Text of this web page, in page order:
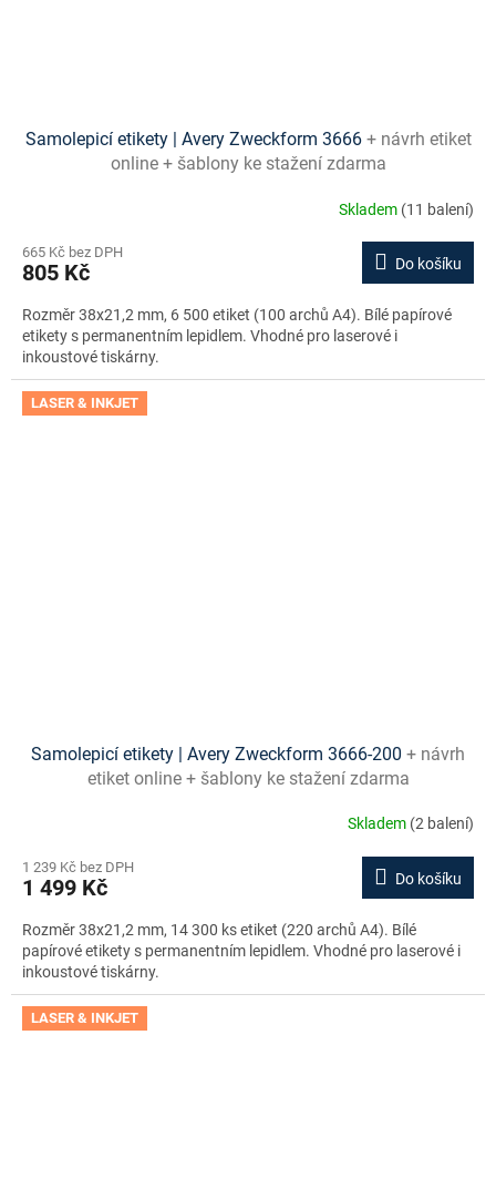
Samolepicí etikety | Avery Zweckform 3666 + návrh etiket
online + šablony ke stažení zdarma
Skladem (11 balení)
665 Kč bez DPH
805 Kč Do košíku
Rozměr 38x21,2 mm, 6 500 etiket (100 archů A4). Bílé papírové
etikety s permanentním lepidlem. Vhodné pro laserové i
inkoustové tiskárny.
LASER & INKJET
Samolepicí etikety | Avery Zweckform 3666-200 + návrh
etiket online + šablony ke stažení zdarma
Skladem (2 balení)
1 239 Kč bez DPH
1 499 Kč Do košíku
Rozměr 38x21,2 mm, 14 300 ks etiket (220 archů A4). Bílé
papírové etikety s permanentním lepidlem. Vhodné pro laserové i
inkoustové tiskárny.
LASER & INKJET